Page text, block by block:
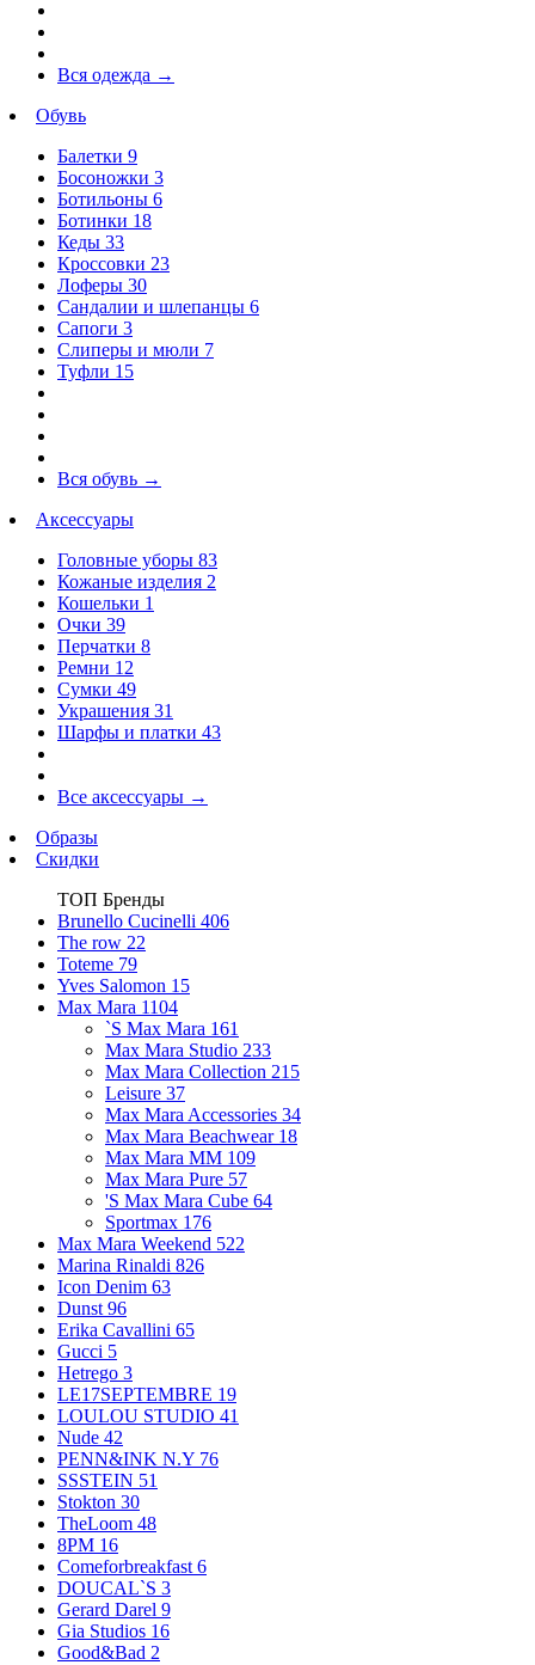
Вся одежда →
Обувь
Балетки 9
Босоножки 3
Ботильоны 6
Ботинки 18
Кеды 33
Кроссовки 23
Лоферы 30
Сандалии и шлепанцы 6
Сапоги 3
Слиперы и мюли 7
Туфли 15
Вся обувь →
Аксессуары
Головные уборы 83
Кожаные изделия 2
Кошельки 1
Очки 39
Перчатки 8
Ремни 12
Сумки 49
Украшения 31
Шарфы и платки 43
Все аксессуары →
Образы
Скидки
ТОП Бренды
Brunello Cucinelli 406
The row 22
Toteme 79
Yves Salomon 15
Max Mara 1104
`S Max Mara 161
Max Mara Studio 233
Max Mara Collection 215
Leisure 37
Max Mara Accessories 34
Max Mara Beachwear 18
Max Mara MM 109
Max Mara Pure 57
'S Max Mara Cube 64
Sportmax 176
Max Mara Weekend 522
Marina Rinaldi 826
Icon Denim 63
Dunst 96
Erika Cavallini 65
Gucci 5
Hetrego 3
LE17SEPTEMBRE 19
LOULOU STUDIO 41
Nude 42
PENN&INK N.Y 76
SSSTEIN 51
Stokton 30
TheLoom 48
8PM 16
Comeforbreakfast 6
DOUCAL`S 3
Gerard Darel 9
Gia Studios 16
Good&Bad 2